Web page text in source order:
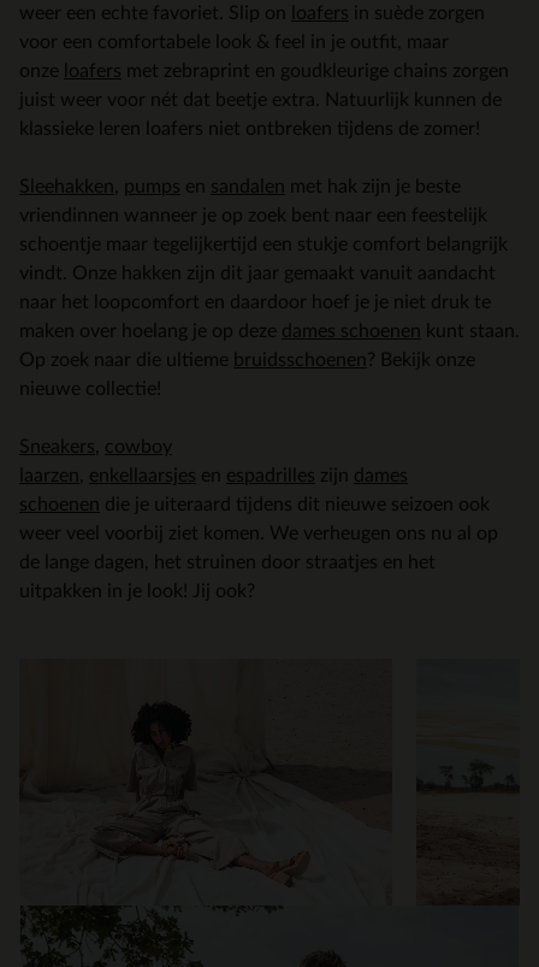
weer een echte favoriet. Slip on
loafers in suède zorgen
voor een comfortabele look & feel in je outfit, maar
onze
loafers met zebraprint en goudkleurige chains zorgen
juist weer voor nét dat beetje extra. Natuurlijk kunnen de
klassieke leren loafers niet ontbreken tijdens de zomer!
Sleehakken pumps en sandalen met hak zijn je beste
vriendinnen wanneer je op zoek bent naar een feestelijk
schoentje maar tegelijkertijd een stukje comfort belangrijk
vindt. Onze hakken zijn dit jaar gemaakt vanuit aandacht
naar het loopcomfort en daardoor hoef je je niet druk te
maken over hoelang je op deze dames schoenen kunt staan.
Op zoek naar die ultieme bruidsschoenen? Bekijk onze
nieuwe collectie!
Sneakers
cowboy
laarzen
enkellaarsjes en espadrilles zijn dames
schoenen die je uiteraard tijdens dit nieuwe seizoen ook
weer veel voorbij ziet komen. We verheugen ons nu al op
de lange dagen, het struinen door straatjes en het
uitpakken in je look! Jij ook?